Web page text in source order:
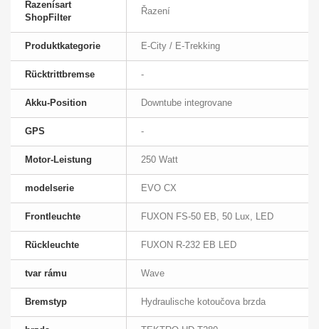
Řazenísart
ShopFilter
Řazení
Produktkategorie E-City / E-Trekking
Rücktrittbremse -
Akku-Position Downtube integrovane
GPS -
Motor-Leistung 250 Watt
modelserie EVO CX
Frontleuchte FUXON FS-50 EB, 50 Lux, LED
Rückleuchte FUXON R-232 EB LED
tvar rámu Wave
Bremstyp Hydraulische kotoučova brzda